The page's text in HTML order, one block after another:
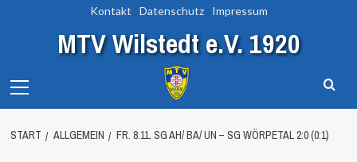
Kontakt Datenschutz Impressum
MTV Wilstedt e.V. 1920
Menu
START ALLGEMEIN FR. 8.11. SG AH/ BA/ UN – SG WÖRPETAL 2:0 (0:1)